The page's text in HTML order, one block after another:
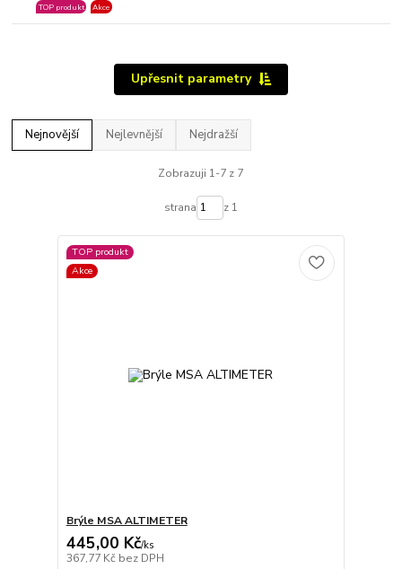
TOP produkt Akce
Upřesnit parametry
Nejnovější Nejlevnější Nejdražší
Zobrazuji 1-7 z 7
strana z 1
TOP produkt
Akce
Brýle MSA ALTIMETER
445,00 Kč/ks
367,77 Kč bez DPH